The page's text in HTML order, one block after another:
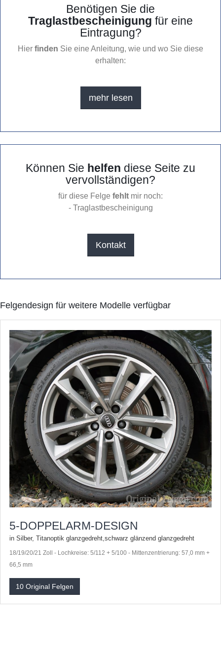
Benötigen Sie die
Traglastbescheinigung für eine
Eintragung?
Hier finden Sie eine Anleitung, wie und wo Sie diese
erhalten:
mehr lesen
Können Sie helfen diese Seite zu
vervollständigen?
für diese Felge fehlt mir noch:
- Traglastbescheinigung
Kontakt
Felgendesign für weitere Modelle verfügbar
5-DOPPELARM-DESIGN
in Silber, Titanoptik glanzgedreht,schwarz glänzend glanzgedreht
18/19/20/21 Zoll - Lochkreise: 5/112 + 5/100 - Mittenzentrierung: 57,0 mm +
66,5 mm
10 Original Felgen